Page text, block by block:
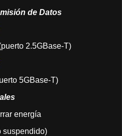
de Datos
2.5GBase-T)
5GBase-T)
energía
suspendido)